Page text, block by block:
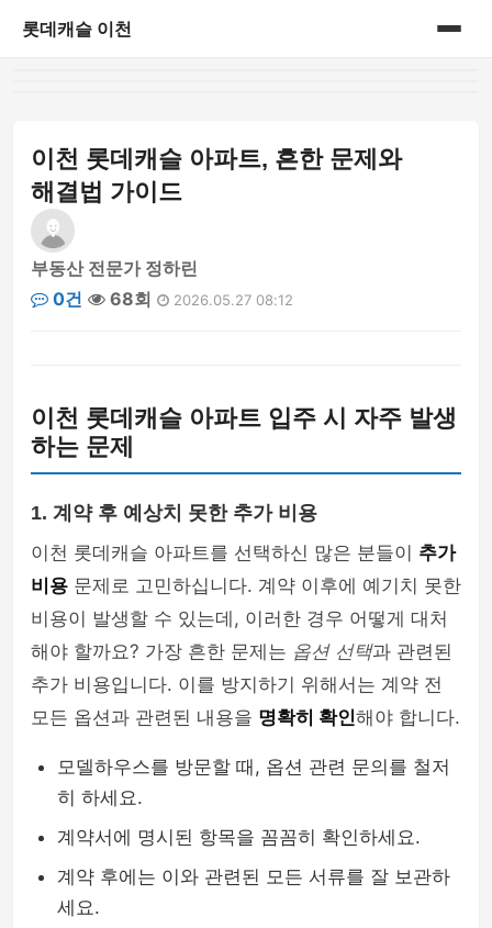
롯데캐슬 이천
이천 롯데캐슬 아파트, 흔한 문제와
해결법 가이드
부동산 전문가 정하린
0건
68회 2026.05.27 08:12
이천 롯데캐슬 아파트 입주 시 자주 발생
하는 문제
1. 계약 후 예상치 못한 추가 비용
이천 롯데캐슬 아파트를 선택하신 많은 분들이 추가
비용 문제로 고민하십니다. 계약 이후에 예기치 못한
비용이 발생할 수 있는데, 이러한 경우 어떻게 대처
해야 할까요? 가장 흔한 문제는 옵션 선택과 관련된
추가 비용입니다. 이를 방지하기 위해서는 계약 전
모든 옵션과 관련된 내용을 명확히 확인해야 합니다.
모델하우스를 방문할 때, 옵션 관련 문의를 철저
히 하세요.
계약서에 명시된 항목을 꼼꼼히 확인하세요.
계약 후에는 이와 관련된 모든 서류를 잘 보관하
세요.